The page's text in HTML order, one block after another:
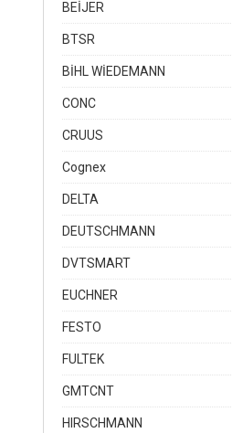
BEİJER
BTSR
BİHL WİEDEMANN
CONC
CRUUS
Cognex
DELTA
DEUTSCHMANN
DVTSMART
EUCHNER
FESTO
FULTEK
GMTCNT
HIRSCHMANN